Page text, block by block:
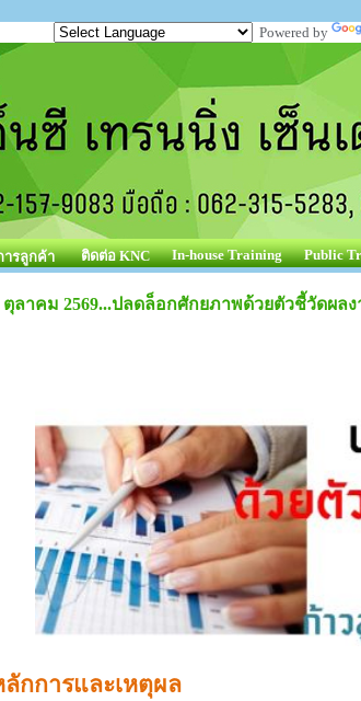
Powered by
ารลูกค้า ติดต่อ KNC In-house Training Public
ตุลาคม 2569...ปลดล็อกศักยภาพด้วยตัวชี้วัดผล
ลักการและเหตุผล